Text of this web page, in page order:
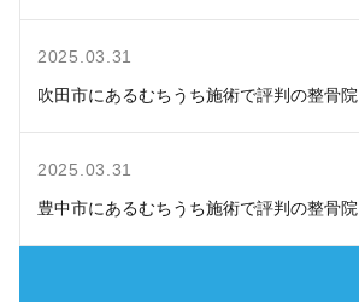
2025.03.31
吹田市にあるむちうち施術で評判の整骨院
2025.03.31
豊中市にあるむちうち施術で評判の整骨院